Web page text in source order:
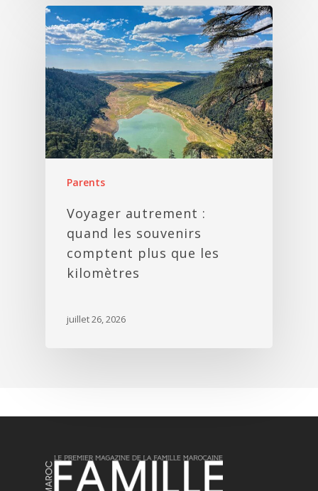
Parents
Voyager autrement :
quand les souvenirs
comptent plus que les
kilomètres
juillet 26, 2026